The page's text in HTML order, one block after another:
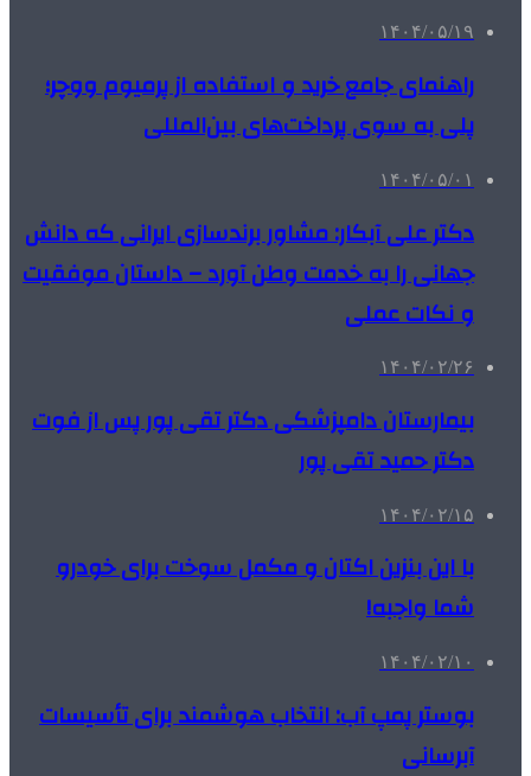
۱۴۰۴/۰۵/۱۹
راهنمای جامع خرید و استفاده از پرمیوم ووچر؛
پلی به سوی پرداخت‌های بین‌المللی
۱۴۰۴/۰۵/۰۱
دکتر علی آبکار: مشاور برندسازی ایرانی که دانش
جهانی را به خدمت وطن آورد – داستان موفقیت
و نکات عملی
۱۴۰۴/۰۲/۲۶
بیمارستان دامپزشکی دکتر تقی پور پس از فوت
دکتر حمید تقی پور
۱۴۰۴/۰۲/۱۵
با این بنزین اکتان و مکمل سوخت برای خودرو
شما واجبه!
۱۴۰۴/۰۲/۱۰
بوستر پمپ آب: انتخاب هوشمند برای تأسیسات
آبرسانی